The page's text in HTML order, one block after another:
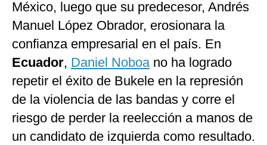
México, luego que su predecesor, Andrés
Manuel López Obrador, erosionara la
confianza empresarial en el país. En
Ecuador, Daniel Noboano ha logrado
repetir el éxito de Bukele en la represión
de la violencia de las bandas y corre el
riesgo de perder la reelección a manos de
un candidato de izquierda como resultado.